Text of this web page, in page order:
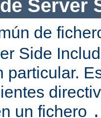
Server
de
Side
particular.
un fichero